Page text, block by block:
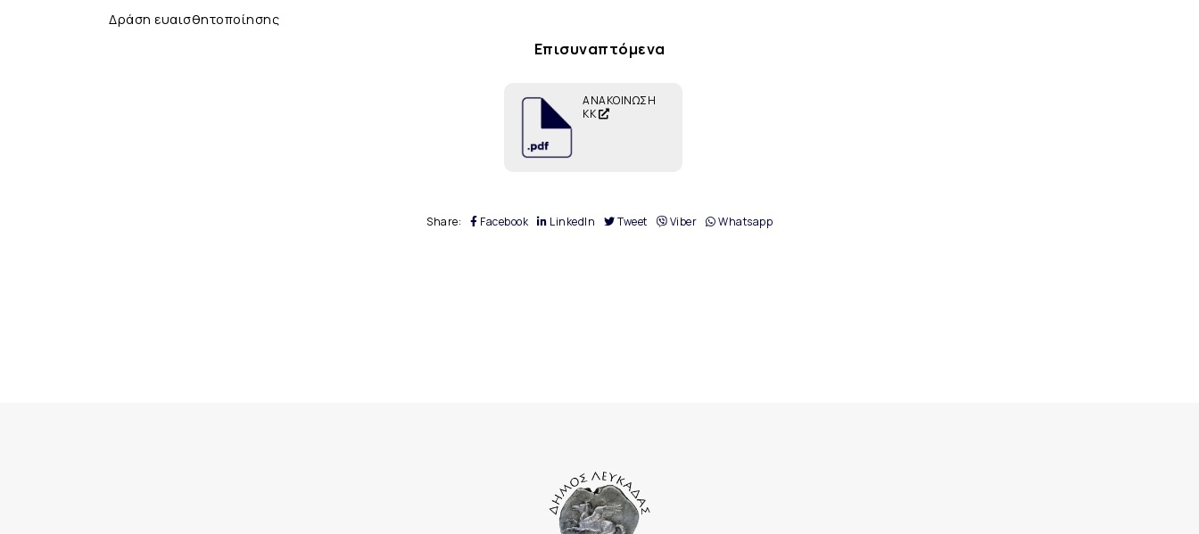
Δράση ευαισθητοποίησης
Επισυναπτόμενα
ΑΝΑΚΟΙΝΩΣΗ
ΚΚ
Share: Facebook LinkedIn Tweet Viber Whatsapp